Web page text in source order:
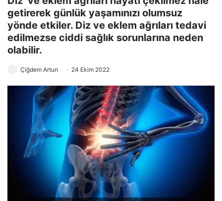
getirerek günlük yaşamınızı olumsuz
yönde etkiler. Diz ve eklem ağrıları tedavi
edilmezse ciddi sağlık sorunlarına neden
olabilir.
Çiğdem Artun 24 Ekim 2022